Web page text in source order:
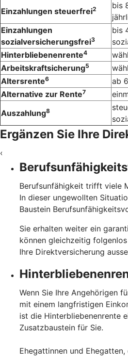
Einzahlungen steuerfrei2
bis
Einzahlungen
sozialversicherungsfrei3
bis
Hinterbliebenenrente4
Arbeitskraftsicherung5
Altersrente6
ab
Alternative zur Rente7
Auszahlung8
Ergänzen Sie Ihre
‹
Berufsunfähigkeit trifft viele
In dieser ungewollten
Baustein
Sie erhalten weiter ein
können gleichzeitig
Ihre Direktversicherung
Wenn Sie Ihre Angehörigen
mit einem langfristigen
ist die Hinterbliebenenrente
Zusatzbaustein für Sie.
Ehegattinnen und